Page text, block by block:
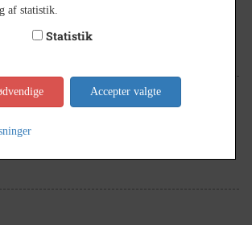
1940- 1950
Thorsells Cykleforretning, Stationsvej, Faxe
af statistik.
Statistik
Accepter valgte